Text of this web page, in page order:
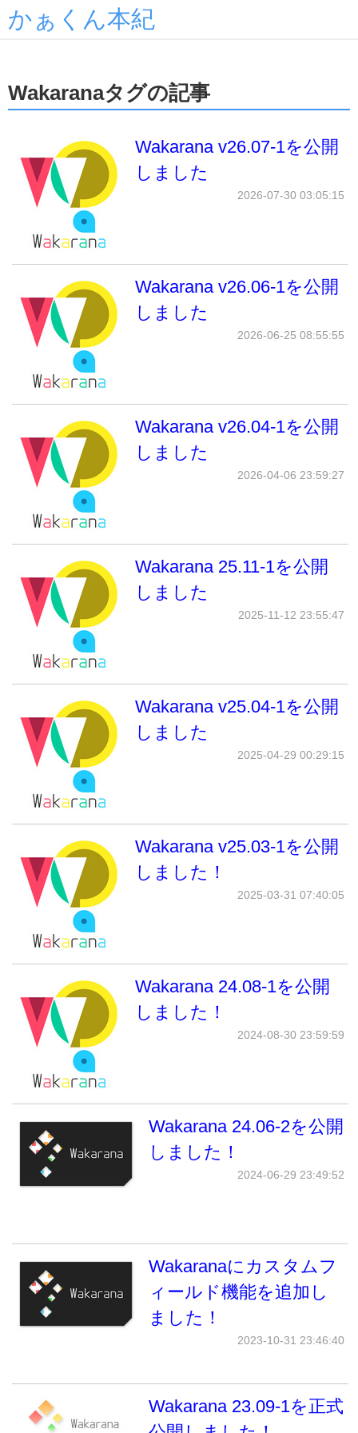
かぁくん本紀
Wakaranaタグの記事
Wakarana v26.07-1を公開
しました
2026-07-30 03:05:15
Wakarana v26.06-1を公開
しました
2026-06-25 08:55:55
Wakarana v26.04-1を公開
しました
2026-04-06 23:59:27
Wakarana 25.11-1を公開
しました
2025-11-12 23:55:47
Wakarana v25.04-1を公開
しました
2025-04-29 00:29:15
Wakarana v25.03-1を公開
しました！
2025-03-31 07:40:05
Wakarana 24.08-1を公開
しました！
2024-08-30 23:59:59
Wakarana 24.06-2を公開
しました！
2024-06-29 23:49:52
Wakaranaにカスタムフ
ィールド機能を追加し
ました！
2023-10-31 23:46:40
Wakarana 23.09-1を正式